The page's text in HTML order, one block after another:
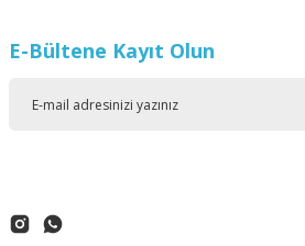
Ürün resmi kalitesiz, bozuk veya
E-Bültene Kayıt Olun